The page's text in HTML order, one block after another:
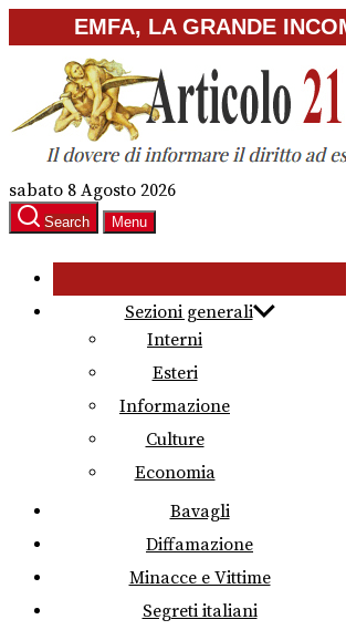
to
content
EMFA, LA GRANDE
sabato 8 Agosto 2026
Search Menu
Sezioni generali
Interni
Esteri
Informazione
Culture
Economia
Bavagli
Diffamazione
Minacce e Vittime
Segreti italiani